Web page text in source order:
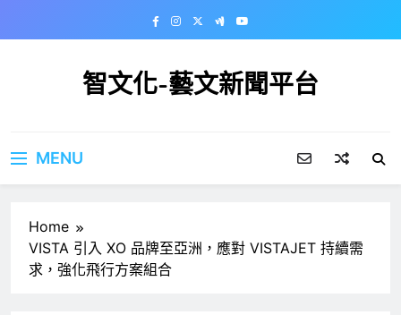
智文化-藝文新聞平台
MENU
Home
VISTA 引入 XO 品牌至亞洲，應對 VISTAJET 持續需
求，強化飛行方案組合